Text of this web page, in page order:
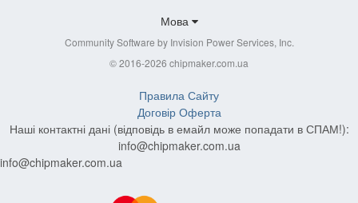
Мова
Community Software by Invision Power Services, Inc.
© 2016-2026 chipmaker.com.ua
Правила Сайту
Договір Оферта
Наші контактні дані (відповідь в емайл може попадати в СПАМ!):
info@chipmaker.com.ua
info@chipmaker.com.ua